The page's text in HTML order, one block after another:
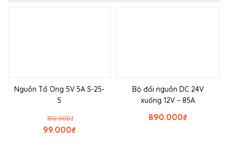
Nguồn Tổ Ong 5V 5A S-25-
5
₫
150.000
₫
99.000
Bộ đổi nguồn DC 24V
xuống 12V – 85A
₫
890.000